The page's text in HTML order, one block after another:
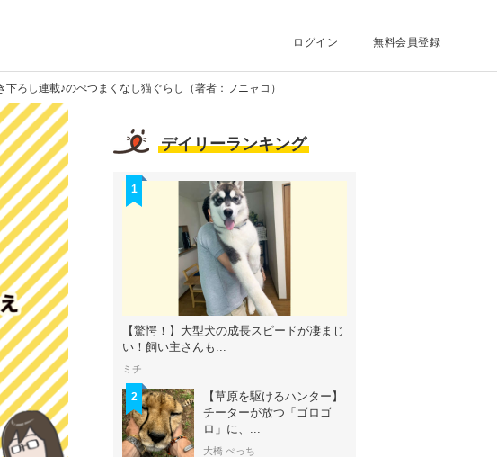
ログイン 無料会員登録
ろし連載♪のべつまくなし猫ぐらし（著者：フニャコ）
デイリーランキング
1
【驚愕！】大型犬の成長スピードが凄まじ
い！飼い主さんも...
ミチ
2
【草原を駆けるハンター】
チーターが放つ「ゴロゴ
ロ」に、...
大橋 ぺっち